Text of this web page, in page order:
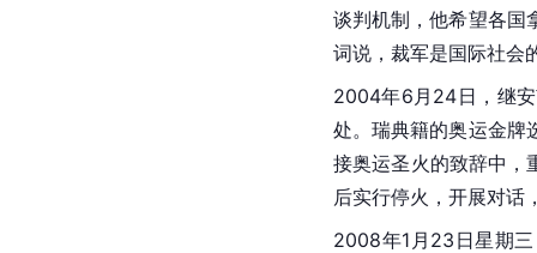
谈判机制，他希望各国
词说，裁军是国际社会
2004年6月24日，继
处。瑞典籍的奥运金牌
接奥运圣火的致辞中，
后实行停火，开展对话
2008年1月23日星期